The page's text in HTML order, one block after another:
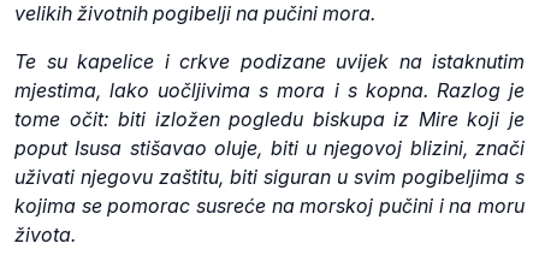
velikih životnih pogibelji na pučini mora.
Te su kapelice i crkve podizane uvijek na istaknutim
mjestima, lako uočljivima s mora i s kopna. Razlog je
tome očit: biti izložen pogledu biskupa iz Mire koji je
poput Isusa stišavao oluje, biti u njegovoj blizini, znači
uživati njegovu zaštitu, biti siguran u svim pogibeljima s
kojima se pomorac susreće na morskoj pučini i na moru
života.